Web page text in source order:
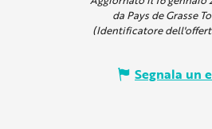
da Pays de Grasse
(Identificatore
Segnala un